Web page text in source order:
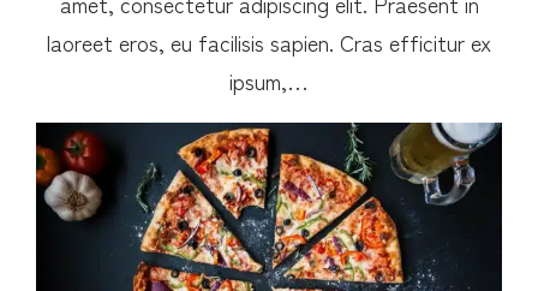
laoreet eros, eu facilisis sapien. Cras efficitur ex
ipsum,…
Donderdag pizzadag in de kantine